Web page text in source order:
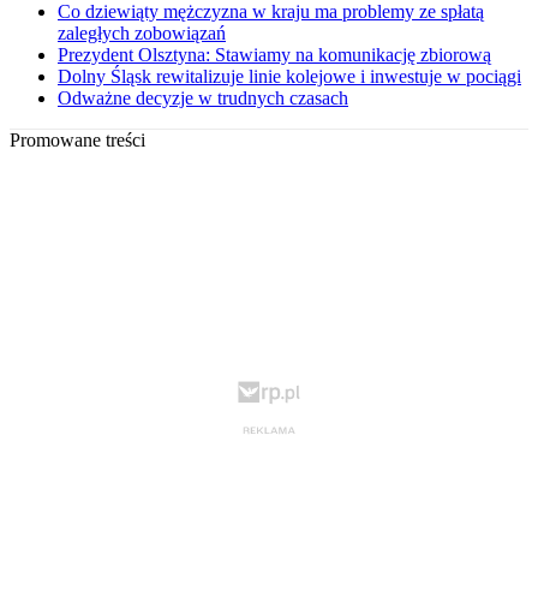
Co dziewiąty mężczyzna w kraju ma problemy ze spłatą
zaległych zobowiązań
Prezydent Olsztyna: Stawiamy na komunikację zbiorową
Dolny Śląsk rewitalizuje linie kolejowe i inwestuje w pociągi
Odważne decyzje w trudnych czasach
Promowane treści